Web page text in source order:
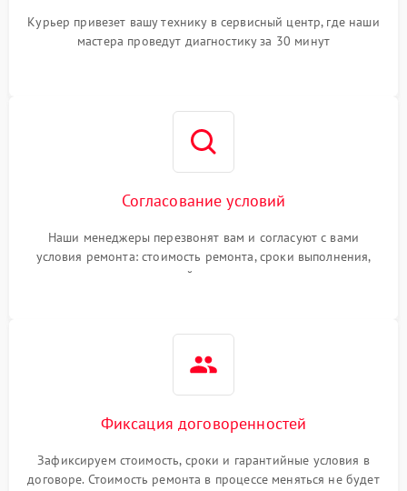
Курьер привезет вашу технику в сервисный центр, где наши
мастера проведут диагностику за 30 минут
Согласование условий
Наши менеджеры перезвонят вам и согласуют с вами
условия ремонта: стоимость ремонта, сроки выполнения,
гарантийные условия
Фиксация договоренностей
Зафиксируем стоимость, сроки и гарантийные условия в
договоре. Стоимость ремонта в процессе меняться не будет